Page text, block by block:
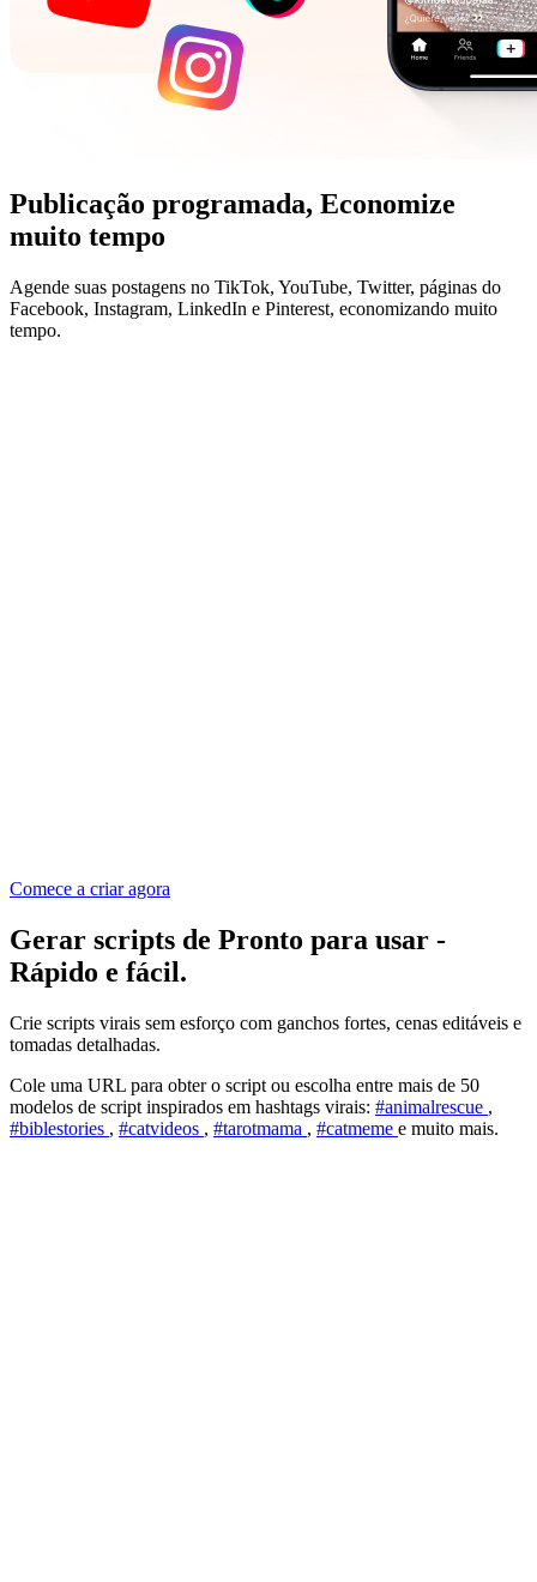
Publicação programada, Economize
muito tempo
Agende suas postagens no TikTok, YouTube, Twitter, páginas do
Facebook, Instagram, LinkedIn e Pinterest, economizando muito
tempo.
Comece a criar agora
Gerar scripts de Pronto para usar -
Rápido e fácil.
Crie scripts virais sem esforço com ganchos fortes, cenas editáveis e
tomadas detalhadas.
Cole uma URL para obter o script ou escolha entre mais de 50
modelos de script inspirados em hashtags virais: #animalrescue ,
#biblestories , #catvideos , #tarotmama , #catmeme e muito mais.